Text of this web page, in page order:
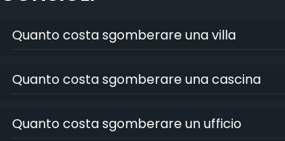
Quanto costa sgomberare una villa
Quanto costa sgomberare una cascina
Quanto costa sgomberare un ufficio